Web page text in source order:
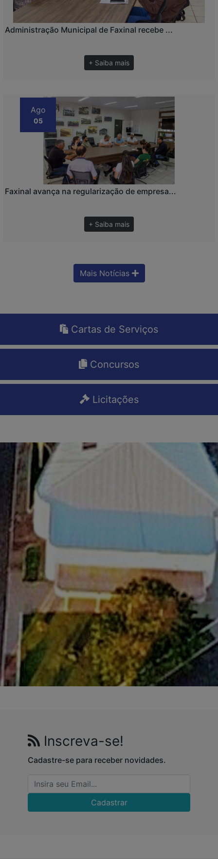
Administração Municipal de Faxinal recebe ...
+ Saiba mais
Ago
05
Faxinal avança na regularização de empresa...
+ Saiba mais
Mais Notícias
Cartas de Serviços
Concursos
Licitações
Inscreva-se!
Cadastre-se para receber novidades.
Cadastrar